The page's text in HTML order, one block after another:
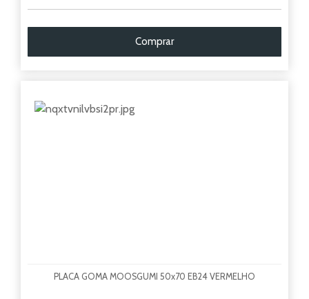
Comprar
PLACA GOMA MOOSGUMI 50x70 EB24 VERMELHO